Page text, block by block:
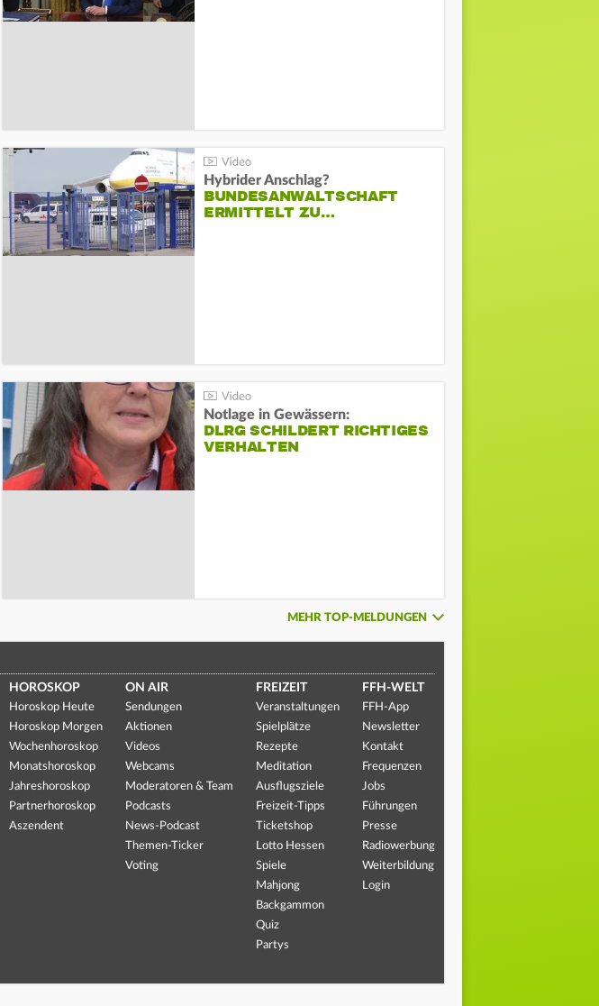
Hybrider Anschlag?
BUNDESANWALTSCHAFT
ERMITTELT ZU…
Notlage in Gewässern:
DLRG SCHILDERT RICHTIGES
VERHALTEN
MEHR TOP-MELDUNGEN
HOROSKOP
Horoskop Heute
Horoskop Morgen
Wochenhoroskop
Monatshoroskop
Jahreshoroskop
Partnerhoroskop
Aszendent
ON AIR
Sendungen
Aktionen
Videos
Webcams
Moderatoren & Team
Podcasts
News-Podcast
Themen-Ticker
Voting
FREIZEIT
Veranstaltungen
Spielplätze
Rezepte
Meditation
Ausflugsziele
Freizeit-Tipps
Ticketshop
Lotto Hessen
Spiele
Mahjong
Backgammon
Quiz
Partys
FFH-WELT
FFH-App
Newsletter
Kontakt
Frequenzen
Jobs
Führungen
Presse
Radiowerbung
Weiterbildung
Login